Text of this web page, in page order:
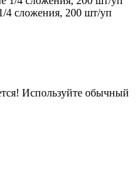
4 сложения, 200 шт/уп
Используйте обычный